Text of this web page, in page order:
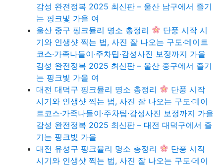
감성 완전정복 2025 최신판 – 울산 남구에서 즐기
는 핑크빛 가을 여
울산 중구 핑크뮬리 명소 총정리
단풍 시작 시
기와 인생샷 찍는 법, 사진 잘 나오는 구도·데이트
코스·가족나들이·주차팁·감성사진 보정까지 가을
감성 완전정복 2025 최신판 – 울산 중구에서 즐기
는 핑크빛 가을 여
대전 대덕구 핑크뮬리 명소 총정리
단풍 시작
시기와 인생샷 찍는 법, 사진 잘 나오는 구도·데이
트코스·가족나들이·주차팁·감성사진 보정까지 가을
감성 완전정복 2025 최신판 – 대전 대덕구에서 즐
기는 핑크빛 가을
대전 유성구 핑크뮬리 명소 총정리
단풍 시작
시기와 인생샷 찍는 법, 사진 잘 나오는 구도·데이